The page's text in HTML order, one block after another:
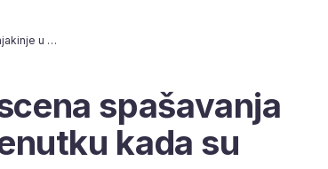
[VIDEO] Dramatična scena spašavanja 75-godišnjakinje u trenutku kada su stvari pošle po zlu
spašavanja
kada su